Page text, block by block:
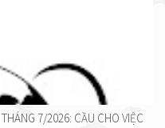
7/2026: CẦU CHO VIỆC